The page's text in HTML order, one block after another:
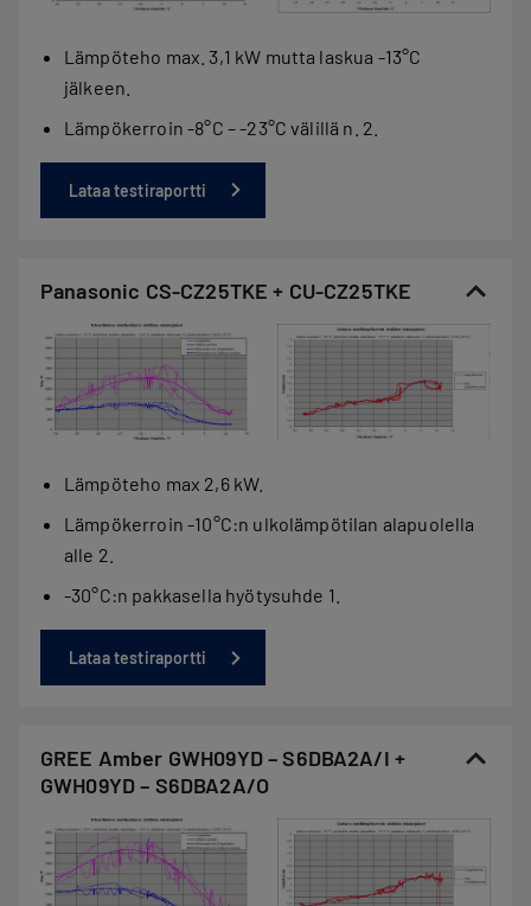
Lämpöteho max. 3,1 kW mutta laskua -13°C
jälkeen.
Lämpökerroin -8°C – -23°C välillä n. 2.
Lataa testiraportti
Panasonic CS-CZ25TKE + CU-CZ25TKE
Lämpöteho max 2,6 kW.
Lämpökerroin -10°C:n ulkolämpötilan alapuolella
alle 2.
-30°C:n pakkasella hyötysuhde 1.
Lataa testiraportti
GREE Amber GWH09YD – S6DBA2A/I +
GWH09YD – S6DBA2A/O